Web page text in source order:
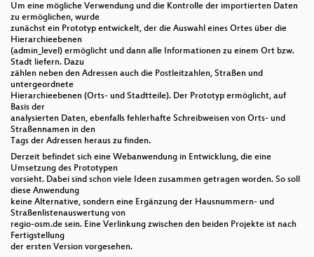
Um eine mögliche Verwendung und die Kontrolle der importierten Daten
zu ermöglichen, wurde
zunächst ein Prototyp entwickelt, der die Auswahl eines Ortes über die
Hierarchieebenen
(admin_level) ermöglicht und dann alle Informationen zu einem Ort bzw.
Stadt liefern. Dazu
zählen neben den Adressen auch die Postleitzahlen, Straßen und
untergeordnete
Hierarchieebenen (Orts- und Stadtteile). Der Prototyp ermöglicht, auf
Basis der
analysierten Daten, ebenfalls fehlerhafte Schreibweisen von Orts- und
Straßennamen in den
Tags der Adressen heraus zu finden.
Derzeit befindet sich eine Webanwendung in Entwicklung, die eine
Umsetzung des Prototypen
vorsieht. Dabei sind schon viele Ideen zusammen getragen worden. So soll
diese Anwendung
keine Alternative, sondern eine Ergänzung der Hausnummern- und
Straßenlistenauswertung von
regio-osm.de sein. Eine Verlinkung zwischen den beiden Projekte ist nach
Fertigstellung
der ersten Version vorgesehen.